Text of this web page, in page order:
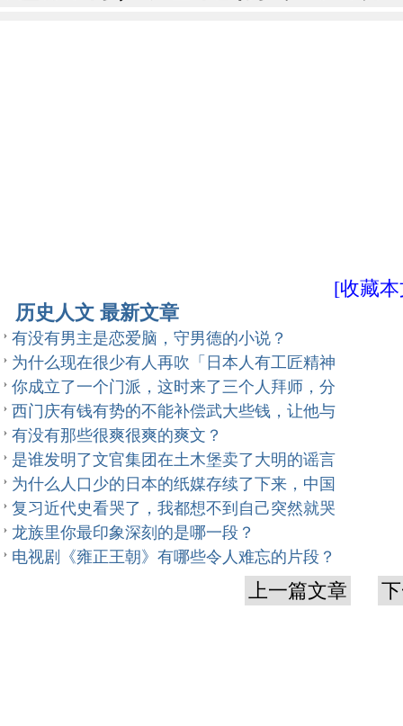
[收藏
历史人文 最新文章
有没有男主是恋爱脑，守男德的小说？
为什么现在很少有人再吹「日本人有工匠精神
你成立了一个门派，这时来了三个人拜师，分
西门庆有钱有势的不能补偿武大些钱，让他与
有没有那些很爽很爽的爽文？
是谁发明了文官集团在土木堡卖了大明的谣言
为什么人口少的日本的纸媒存续了下来，中国
复习近代史看哭了，我都想不到自己突然就哭
龙族里你最印象深刻的是哪一段？
电视剧《雍正王朝》有哪些令人难忘的片段？
上一篇文章